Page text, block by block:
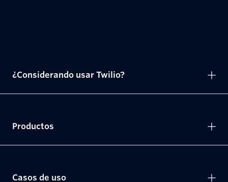
¿Considerando usar Twilio?
Productos
Casos de uso